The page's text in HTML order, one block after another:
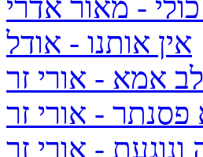
- מאור אדרי
אין אותנו - אודל
אמא - אורי זר
פסנתר - אורי זר
- אורי זר